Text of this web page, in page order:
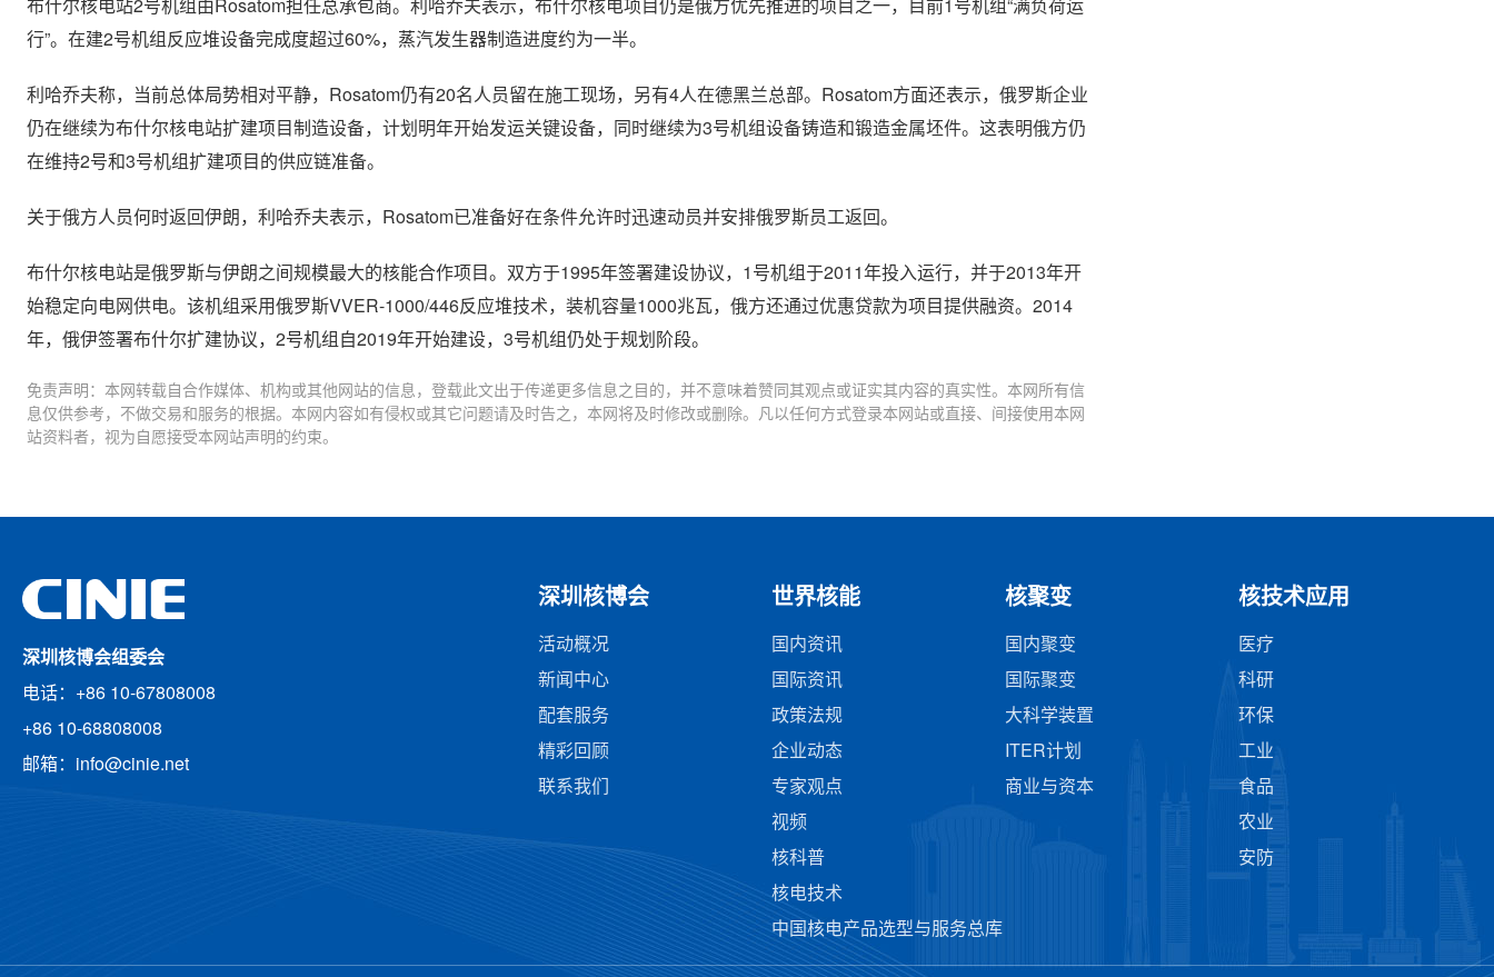
布什尔核电站2号机组由Rosatom担任总承包商。利哈乔夫表示，布什尔核电项目仍是俄方优先推进的项目之一，目前1号机组“满负荷运
行”。在建2号机组反应堆设备完成度超过60%，蒸汽发生器制造进度约为一半。
利哈乔夫称，当前总体局势相对平静，Rosatom仍有20名人员留在施工现场，另有4人在德黑兰总部。Rosatom方面还表示，俄罗斯企业
仍在继续为布什尔核电站扩建项目制造设备，计划明年开始发运关键设备，同时继续为3号机组设备铸造和锻造金属坯件。这表明俄方仍
在维持2号和3号机组扩建项目的供应链准备。
关于俄方人员何时返回伊朗，利哈乔夫表示，Rosatom已准备好在条件允许时迅速动员并安排俄罗斯员工返回。
布什尔核电站是俄罗斯与伊朗之间规模最大的核能合作项目。双方于1995年签署建设协议，1号机组于2011年投入运行，并于2013年开
始稳定向电网供电。该机组采用俄罗斯VVER-1000/446反应堆技术，装机容量1000兆瓦，俄方还通过优惠贷款为项目提供融资。2014
年，俄伊签署布什尔扩建协议，2号机组自2019年开始建设，3号机组仍处于规划阶段。
免责声明：本网转载自合作媒体、机构或其他网站的信息，登载此文出于传递更多信息之目的，并不意味着赞同其观点或证实其内容的真实性。本网所有信
息仅供参考，不做交易和服务的根据。本网内容如有侵权或其它问题请及时告之，本网将及时修改或删除。凡以任何方式登录本网站或直接、间接使用本网
站资料者，视为自愿接受本网站声明的约束。
深圳核博会组委会
电话：+86 10-67808008
+86 10-68808008
邮箱：info@cinie.net
深圳核博会
活动概况
新闻中心
配套服务
精彩回顾
联系我们
世界核能
国内资讯
国际资讯
政策法规
企业动态
专家观点
视频
核科普
核电技术
中国核电产品选型与服务总库
核聚变
国内聚变
国际聚变
大科学装置
ITER计划
商业与资本
核技术应用
医疗
科研
环保
工业
食品
农业
安防